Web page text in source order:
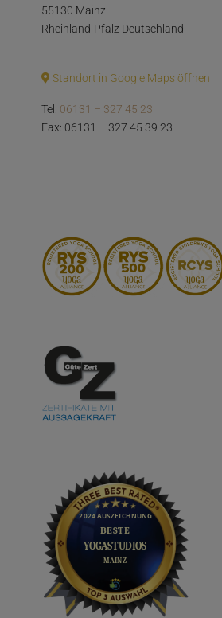
55130 Mainz
Rheinland-Pfalz Deutschland
Standort in Google Maps öffnen
Tel: 06131 – 327 45 23
Fax: 06131 – 327 45 39 23